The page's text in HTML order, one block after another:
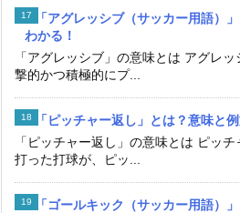
「アグレッシブ（サッカー用語）
わかる！
「アグレッシブ」の意味とは アグレ
撃的かつ積極的にプ...
「ピッチャー返し」とは？意味と
「ピッチャー返し」の意味とは ピッ
打った打球が、ピッ...
「ゴールキック（サッカー用語）